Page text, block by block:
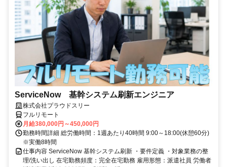
ServiceNow 基幹システム刷新エンジニア
株式会社プラウドスリー
フルリモート
月給380,000円～450,000円
勤務時間詳細 総労働時間：1週あたり40時間 9:00～18:00(休憩60分)
※実働8時間
仕事内容 ServiceNow 基幹システム刷新 ・要件定義 ・対象業務の整
理/洗い出し 在宅勤務頻度：完全在宅勤務 雇用形態：派遣社員 労働者